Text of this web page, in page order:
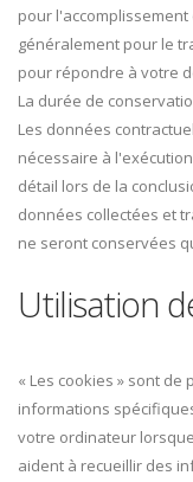
pour
généralement pour le
pour répondre à votre
La durée de
Les données
nécessaire à
détail lors de la
données collectées et
ne seront conservées
Utilisation
« Les cookies » sont
informations
votre ordinateur
aident à recueillir des